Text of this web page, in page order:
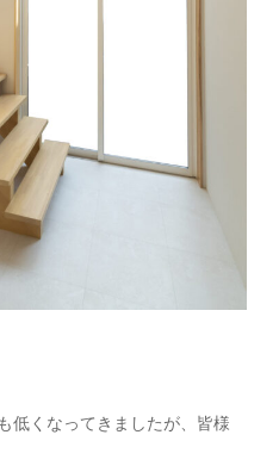
低くなってきましたが、皆様